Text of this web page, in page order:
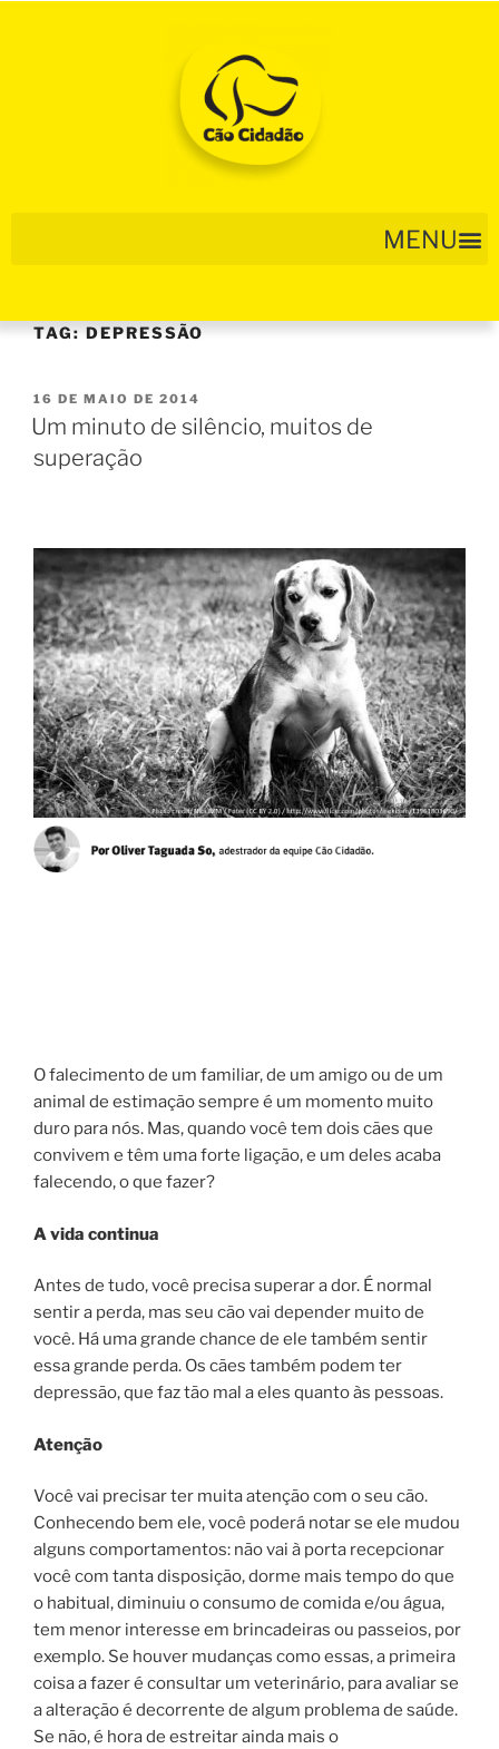
TAG:DEPRESSÃO
16 DE MAIO DE 2014
Um minuto de silêncio, muitos de
superação
O falecimento de um familiar, de um amigo ou de um
animal de estimação sempre é um momento muito
duro para nós. Mas, quando você tem dois cães que
convivem e têm uma forte ligação, e um deles acaba
falecendo, o que fazer?
A vida continua
Antes de tudo, você precisa superar a dor. É normal
sentir a perda, mas seu cão vai depender muito de
você. Há uma grande chance de ele também sentir
essa grande perda. Os cães também podem ter
depressão, que faz tão mal a eles quanto às pessoas.
Atenção
Você vai precisar ter muita atenção com o seu cão.
Conhecendo bem ele, você poderá notar se ele mudou
alguns comportamentos: não vai à porta recepcionar
você com tanta disposição, dorme mais tempo do que
o habitual, diminuiu o consumo de comida e/ou água,
tem menor interesse em brincadeiras ou passeios, por
exemplo. Se houver mudanças como essas, a primeira
coisa a fazer é consultar um veterinário, para avaliar se
a alteração é decorrente de algum problema de saúde.
Se não, é hora de estreitar ainda mais o